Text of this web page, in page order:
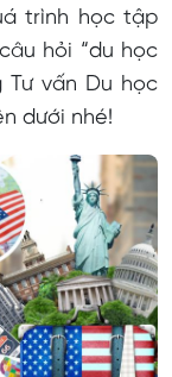
trình học tập
hỏi “du học
Tư vấn Du học
dưới nhé!